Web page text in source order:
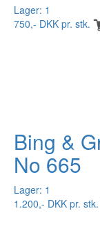
Lager: 1
750,- DKK pr. stk.
Bing &
No 665
Lager: 1
1.200,- DKK pr. stk.